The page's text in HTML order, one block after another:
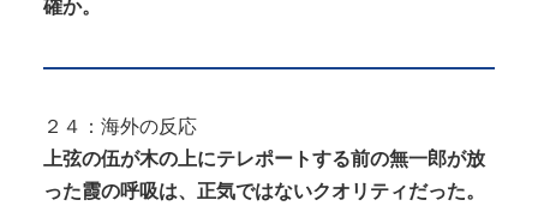
確か。
２４：海外の反応
上弦の伍が木の上にテレポートする前の無一郎が放
った霞の呼吸は、正気ではないクオリティだった。